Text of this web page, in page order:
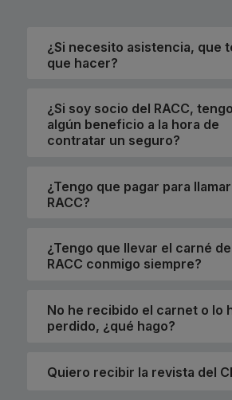
¿Si necesito asistencia, que
que hacer?
¿Si soy socio del RACC, tengo
algún beneficio a la hora de
contratar un seguro?
¿Tengo que pagar para
RACC?
¿Tengo que llevar el carné
RACC conmigo siempre?
No he recibido el carnet o lo
perdido, ¿qué hago?
Quiero recibir la revista del